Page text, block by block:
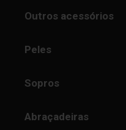
Outros acessórios
Peles
Sopros
Abraçadeiras